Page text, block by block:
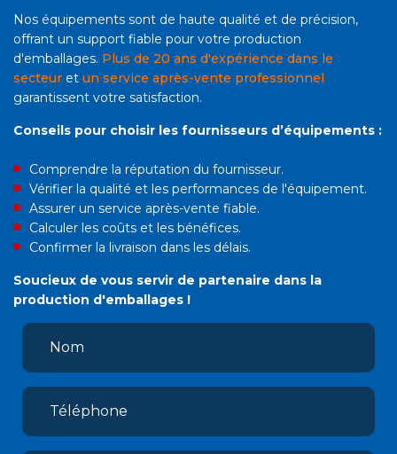
Nos équipements sont de haute qualité et de précision,
offrant un support fiable pour votre production
d'emballages. Plus de 20 ans d'expérience dans le
secteur et un service après-vente professionnel
garantissent votre satisfaction.
Conseils pour choisir les fournisseurs d’équipements :
Comprendre la réputation du fournisseur.
Vérifier la qualité et les performances de l'équipement.
Assurer un service après-vente fiable.
Calculer les coûts et les bénéfices.
Confirmer la livraison dans les délais.
Soucieux de vous servir de partenaire dans la
production d'emballages !